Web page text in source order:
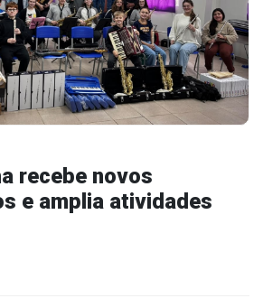
recebe novos
e amplia atividades